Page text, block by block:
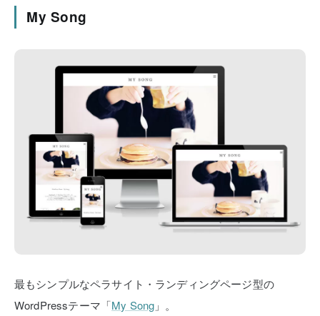
My Song
最もシンプルなペラサイト・ランディングページ型の
WordPressテーマ「My Song 」。